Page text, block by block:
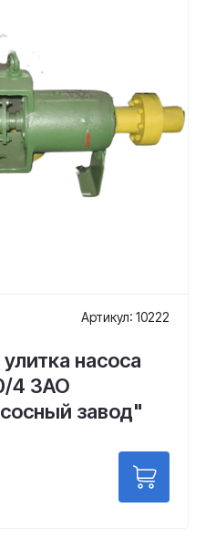
Артикул: 10222
насоса
4 ЗАО
завод"